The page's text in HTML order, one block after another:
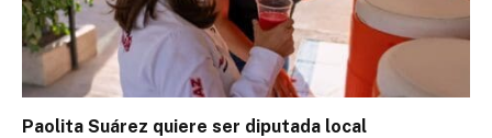
Paolita Suárez quiere ser diputada local